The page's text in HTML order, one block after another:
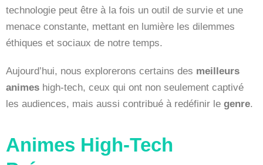
technologie peut être à la fois un outil de survie et une
menace constante, mettant en lumière les dilemmes
éthiques et sociaux de notre temps.
Aujourd’hui, nous explorerons certains des meilleurs
animes high-tech, ceux qui ont non seulement captivé
les audiences, mais aussi contribué à redéfinir le genre.
Animes High-Tech